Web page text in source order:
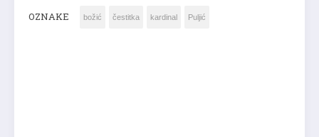
OZNAKE božić čestitka kardinal Puljić